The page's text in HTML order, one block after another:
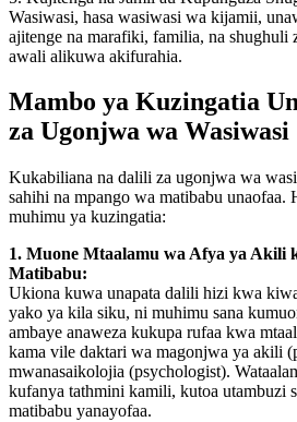
Wasiwasi, hasa wasiwasi wa kijamii,
ajitenge na marafiki, familia, na shughuli
awali alikuwa akifurahia.
Mambo ya Kuzingatia
za Ugonjwa wa Wasiwasi
Kukabiliana na dalili za ugonjwa wa
sahihi na mpango wa matibabu unaofaa.
muhimu ya kuzingatia:
1. Muone Mtaalamu wa Afya ya Akili
Matibabu:
Ukiona kuwa unapata dalili hizi kwa
yako ya kila siku, ni muhimu sana
ambaye anaweza kukupa rufaa kwa
kama vile daktari wa magonjwa ya akili
mwanasaikolojia (psychologist).
kufanya tathmini kamili, kutoa utambuzi
matibabu yanayofaa.